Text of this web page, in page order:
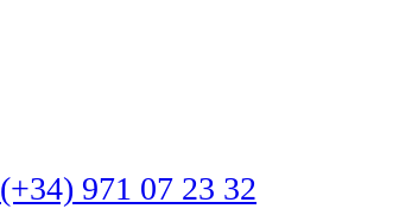
(+34) 971 07 23 32